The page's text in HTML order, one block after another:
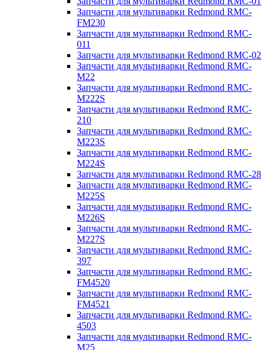
Запчасти для мультиварки Redmond RMC-
FM230
Запчасти для мультиварки Redmond RMC-
011
Запчасти для мультиварки Redmond RMC-02
Запчасти для мультиварки Redmond RMC-
M22
Запчасти для мультиварки Redmond RMC-
M222S
Запчасти для мультиварки Redmond RMC-
210
Запчасти для мультиварки Redmond RMC-
M223S
Запчасти для мультиварки Redmond RMC-
M224S
Запчасти для мультиварки Redmond RMC-28
Запчасти для мультиварки Redmond RMC-
M225S
Запчасти для мультиварки Redmond RMC-
M226S
Запчасти для мультиварки Redmond RMC-
M227S
Запчасти для мультиварки Redmond RMC-
397
Запчасти для мультиварки Redmond RMC-
FM4520
Запчасти для мультиварки Redmond RMC-
FM4521
Запчасти для мультиварки Redmond RMC-
4503
Запчасти для мультиварки Redmond RMC-
M25